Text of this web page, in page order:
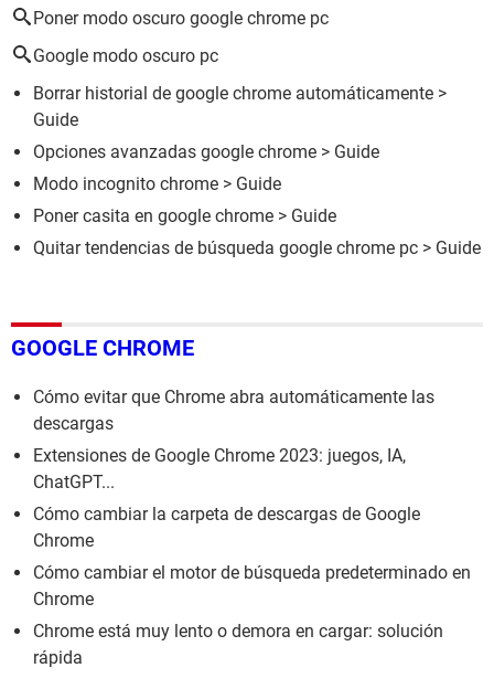
Poner modo oscuro google chrome pc
Google modo oscuro pc
Borrar historial de google chrome automáticamente >
Guide
Opciones avanzadas google chrome > Guide
Modo incognito chrome > Guide
Poner casita en google chrome > Guide
Quitar tendencias de búsqueda google chrome pc > Guide
GOOGLE CHROME
Cómo evitar que Chrome abra automáticamente las
descargas
Extensiones de Google Chrome 2023: juegos, IA,
ChatGPT...
Cómo cambiar la carpeta de descargas de Google
Chrome
Cómo cambiar el motor de búsqueda predeterminado en
Chrome
Chrome está muy lento o demora en cargar: solución
rápida